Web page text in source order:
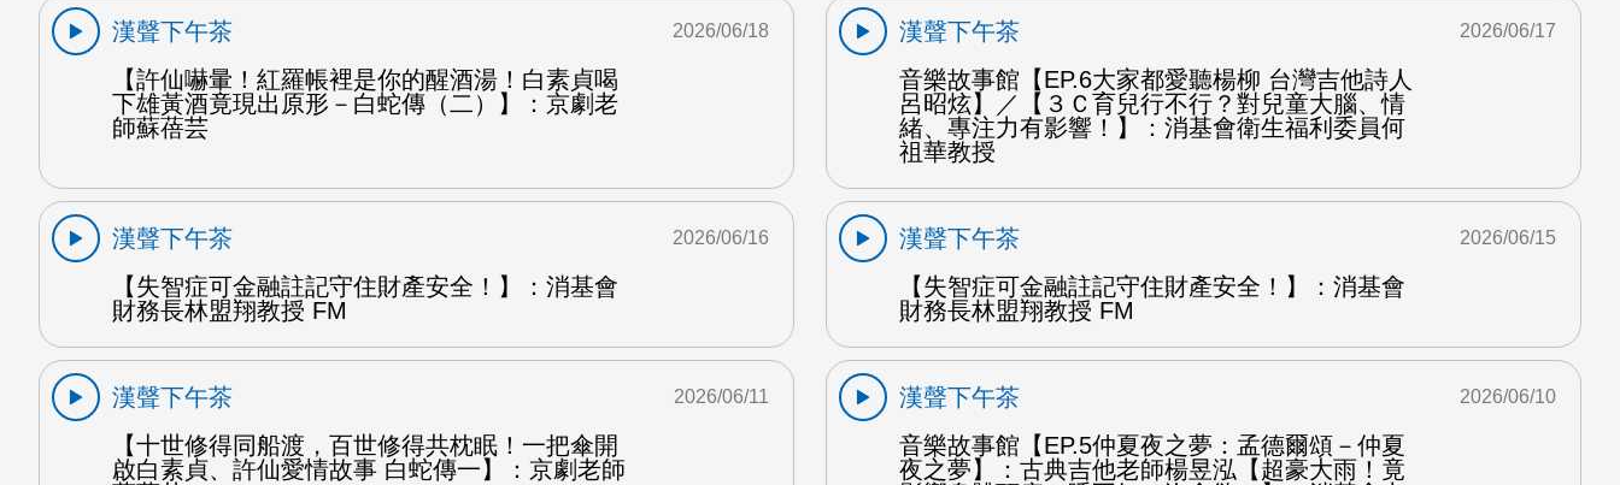
漢聲下午茶
【許仙嚇暈！紅羅帳裡是你的醒酒湯！白素貞喝
下雄黃酒竟現出原形－白蛇傳（二）】：京劇老
師蘇蓓芸
2026/06/18
漢聲下午茶
音樂故事館【EP.6大家都愛聽楊柳 台灣吉他詩人
呂昭炫】／【３Ｃ育兒行不行？對兒童大腦、情
緒、專注力有影響！】：消基會衛生福利委員何
祖華教授
2026/06/17
漢聲下午茶
【失智症可金融註記守住財產安全！】：消基會
財務長林盟翔教授 FM
2026/06/16
漢聲下午茶
【失智症可金融註記守住財產安全！】：消基會
財務長林盟翔教授 FM
2026/06/15
漢聲下午茶
【十世修得同船渡，百世修得共枕眠！一把傘開
啟白素貞、許仙愛情故事 白蛇傳一】：京劇老師
2026/06/11
漢聲下午茶
音樂故事館【EP.5仲夏夜之夢：孟德爾頌－仲夏
夜之夢】：古典吉他老師楊昱泓【超豪大雨！竟
2026/06/10